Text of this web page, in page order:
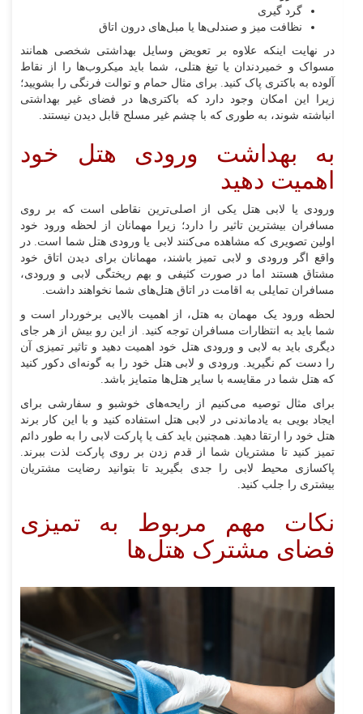
گرد گیری
نظافت میز و صندلی‌ها یا مبل‌های درون اتاق
در نهایت اینکه علاوه بر تعویض وسایل بهداشتی شخصی همانند
مسواک و خمیردندان یا تیغ هتلی، شما باید میکروب‌ها را از نقاط
آلوده به باکتری پاک کنید. برای مثال حمام و توالت فرنگی را بشویید؛
زیرا این امکان وجود دارد که باکتری‌ها در فضای غیر بهداشتی
انباشته شوند، به طوری که با چشم غیر مسلح قابل دیدن نیستند.
به بهداشت ورودی هتل خود
اهمیت دهید
ورودی یا لابی هتل یکی از اصلی‌ترین نقاطی است که بر روی
مسافران بیشترین تاثیر را دارد؛ زیرا مهمانان از لحظه ورود خود
اولین تصویری که مشاهده می‌کنند لابی یا ورودی هتل شما است. در
واقع اگر ورودی و لابی تمیز باشند، مهمانان برای دیدن اتاق خود
مشتاق هستند اما در صورت کثیفی و بهم ریختگی لابی و ورودی،
مسافران تمایلی به اقامت در اتاق هتل‌های شما نخواهند داشت.
لحظه ورود یک مهمان به هتل، از اهمیت بالایی برخوردار است و
شما باید به انتظارات مسافران توجه کنید. از این رو بیش از هر جای
دیگری باید به لابی و ورودی هتل خود اهمیت دهید و تاثیر تمیزی آن
را دست کم نگیرید. ورودی و لابی هتل خود را به گونه‌ای دکور کنید
که هتل شما در مقایسه با سایر هتل‌ها متمایز باشد.
برای مثال توصیه می‌کنیم از رایحه‌های خوشبو و سفارشی برای
ایجاد بویی به یادماندنی در لابی هتل استفاده کنید و با این کار برند
هتل خود را ارتقا دهید. همچنین باید کف یا پارکت لابی را به طور دائم
تمیز کنید تا مشتریان شما از قدم زدن بر روی پارکت لذت ببرند.
پاکسازی محیط لابی را جدی بگیرید تا بتوانید رضایت مشتریان
بیشتری را جلب کنید.
نکات مهم مربوط به تمیزی
فضای مشترک هتل‌ها